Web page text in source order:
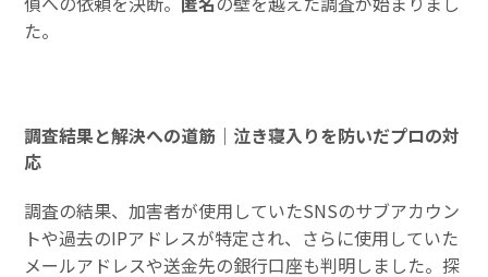
た。
調査結果と解決への道筋｜泣き寝入りを防いだプロの対
応
調査の結果、加害者が使用していたSNSのサブアカウン
トや過去のIPアドレスが特定され、さらに使用していた
メールアドレスや送金先の銀行口座も判明しました。探